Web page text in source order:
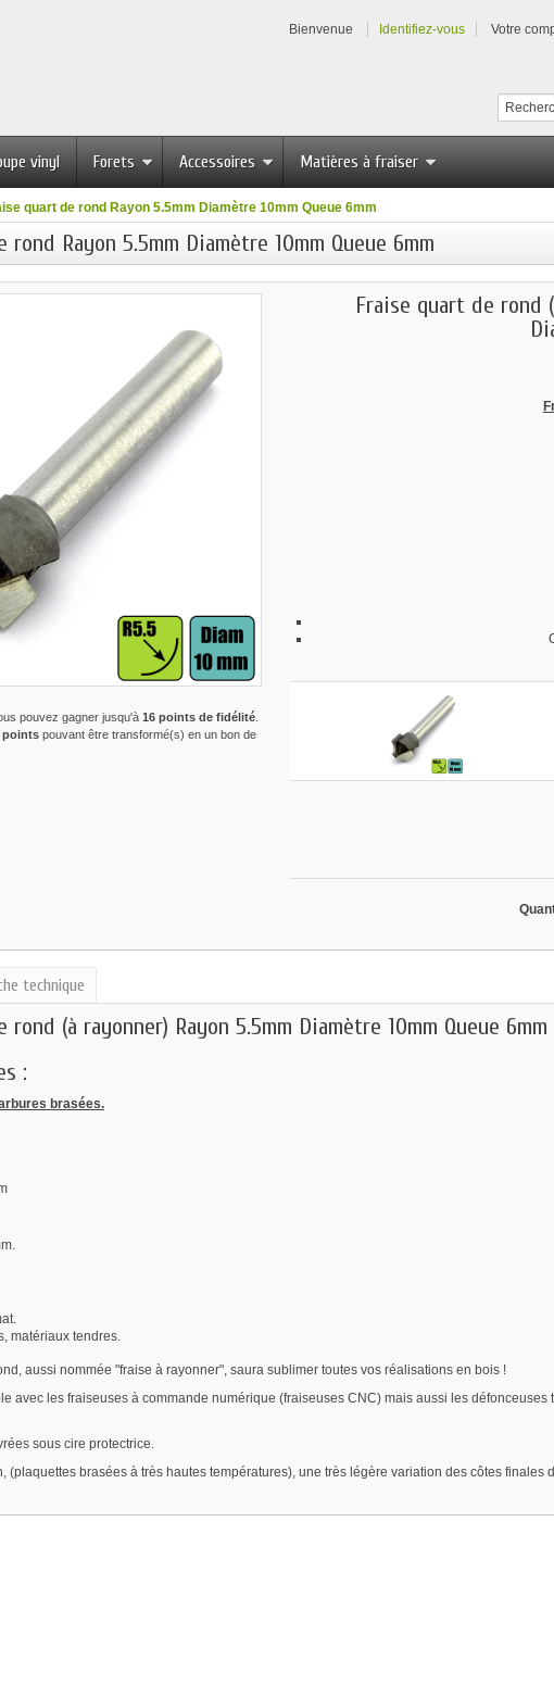
Bienvenue Identifiez-vous Votre
vinyl Forets Accessoires Matières à fraiser
quart de rond Rayon 5.5mm Diamètre 10mm Queue 6mm
rond Rayon 5.5mm Diamètre 10mm Queue 6mm
pouvez gagner jusqu'à 16points de fidélité.
pouvant être transformé(s) en un bon de
Fraise quart de rond
technique
rond (à rayonner) Rayon 5.5mm Diamètre 10mm Queue 6mm
:
brasées.
matériaux tendres.
aussi nommée "fraise à rayonner", saura sublimer toutes vos réalisations en bois !
avec les fraiseuses à commande numérique (fraiseuses CNC) mais aussi les
sous cire protectrice.
(plaquettes brasées à très hautes températures), une très légère variation des côtes finales